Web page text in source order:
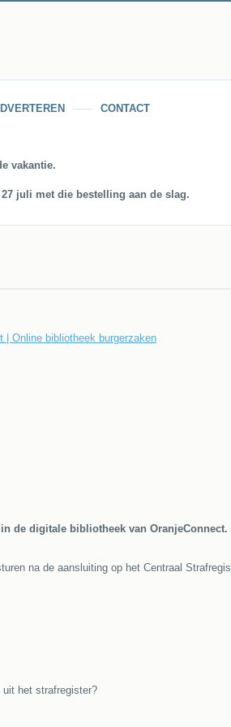
CONTACT
vakantie.
juli met die bestelling aan de slag.
| Online bibliotheek burgerzaken
de digitale bibliotheek van OranjeConnect.
na de aansluiting op het Centraal
het strafregister?